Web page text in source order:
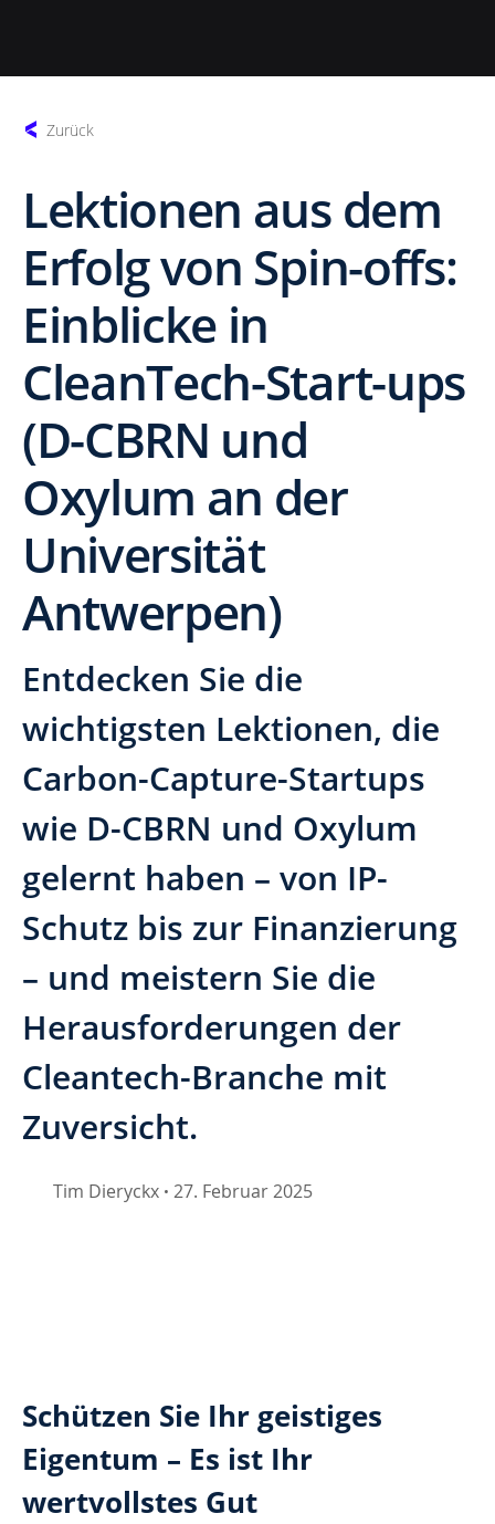
Lektionen aus dem
Erfolg von Spin-offs:
Einblicke in
CleanTech-Start-ups
(D-CBRN und
Oxylum an der
Universität
Antwerpen)
Entdecken Sie die
wichtigsten Lektionen, die
Carbon-Capture-Startups
wie D-CBRN und Oxylum
gelernt haben – von IP-
Schutz bis zur Finanzierung
– und meistern Sie die
Herausforderungen der
Cleantech-Branche mit
Zuversicht.
27. Februar 2025
Tim Dieryckx •
Zurück
Schützen Sie Ihr geistiges
Eigentum – Es ist Ihr
wertvollstes Gut